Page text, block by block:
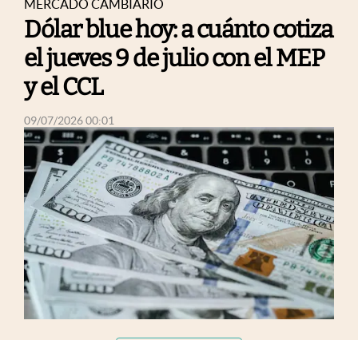
MERCADO CAMBIARIO
Dólar blue hoy: a cuánto cotiza
el jueves 9 de julio con el MEP
y el CCL
09/07/2026 00:01